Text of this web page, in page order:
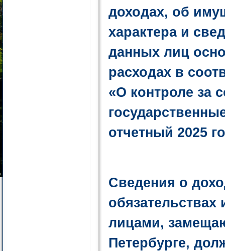
доходах, об
характера и
данных лиц
расходах в
«О контроле за
отчетный 2025
Сведения о
лицами,
Петербурге,